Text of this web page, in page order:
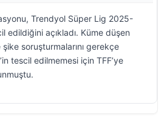
Trendyol Süper Lig 2025-
edildiğini açıkladı. Küme düşen
soruşturmalarını gerekçe
tescil edilmemesi için TFF’ye